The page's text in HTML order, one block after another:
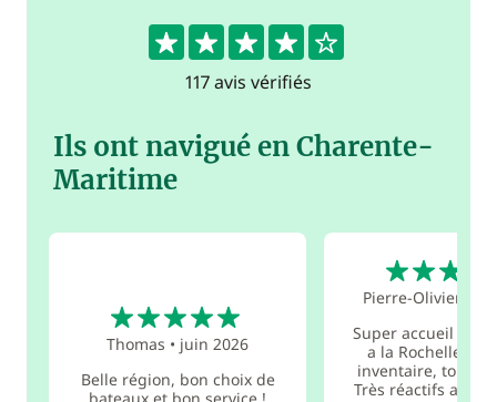
4.4
117 avis vérifiés
Ils ont navigué en Charente-
Maritime
Thomas • juin 2026
Belle région, bon choix de
Pierre-Olivier
Super accueil aux
a la Rochelle :
inventaire, tout
Très réactifs aussi